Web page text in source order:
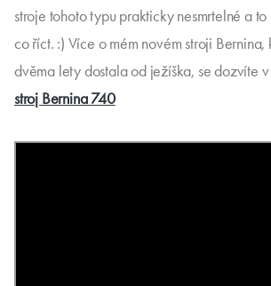
stroje tohoto typu prakticky nesmrtelné a
co říct. :) Více o mém novém stroji
dvěma lety dostala od ježíška, se dozvíte
stroj Bernina 740